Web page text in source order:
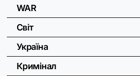
WAR
Світ
Україна
Кримінал